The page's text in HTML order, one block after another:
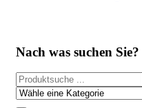
Nach was suchen Sie?